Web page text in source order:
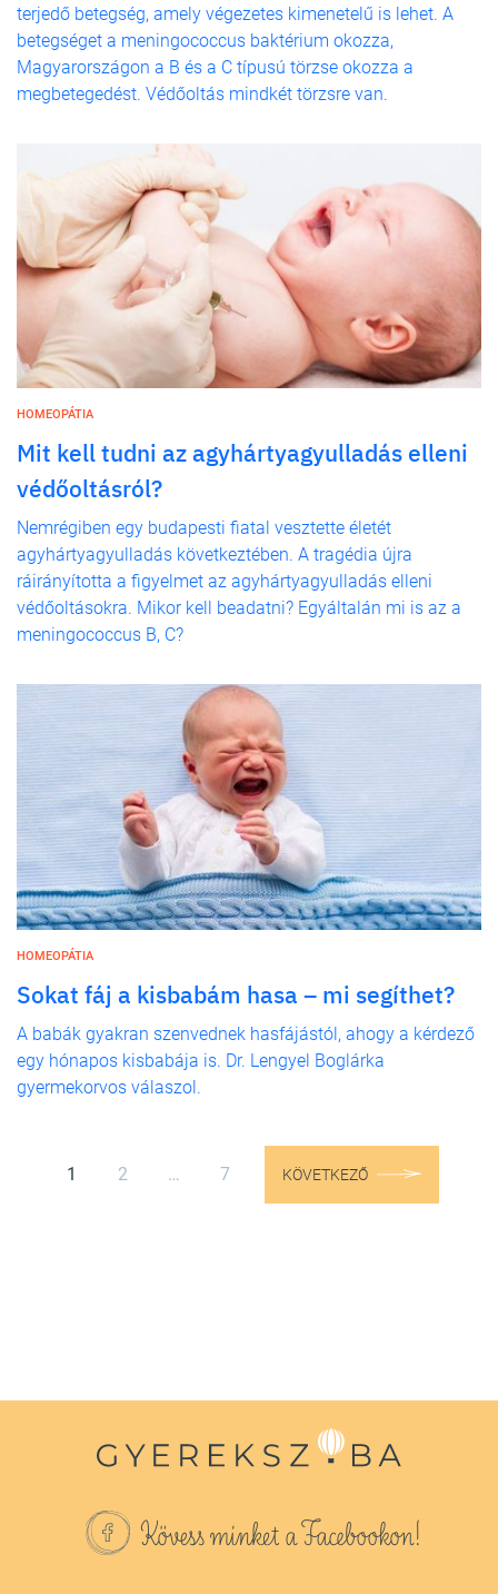
terjedő betegség, amely végezetes kimenetelű is lehet. A
betegséget a meningococcus baktérium okozza,
Magyarországon a B és a C típusú törzse okozza a
megbetegedést. Védőoltás mindkét törzsre van.
HOMEOPÁTIA
Mit kell tudni az agyhártyagyulladás elleni
védőoltásról?
Nemrégiben egy budapesti fiatal vesztette életét
agyhártyagyulladás következtében. A tragédia újra
ráirányította a figyelmet az agyhártyagyulladás elleni
védőoltásokra. Mikor kell beadatni? Egyáltalán mi is az a
meningococcus B, C?
HOMEOPÁTIA
Sokat fáj a kisbabám hasa – mi segíthet?
A babák gyakran szenvednek hasfájástól, ahogy a kérdező
egy hónapos kisbabája is. Dr. Lengyel Boglárka
gyermekorvos válaszol.
1 2 … 7 KÖVETKEZŐ
Kövess minket a Facebookon!